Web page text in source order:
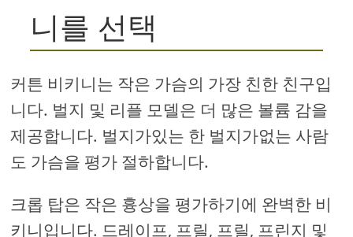
니를 선택
커튼 비키니는 작은 가슴의 가장 친한 친구입
니다. 벌지 및 리플 모델은 더 많은 볼륨 감을
제공합니다. 벌지가있는 한 벌지가없는 사람
도 가슴을 평가 절하합니다.
크롭 탑은 작은 흉상을 평가하기에 완벽한 비
키니입니다. 드레이프, 프릴, 프릴, 프린지 및